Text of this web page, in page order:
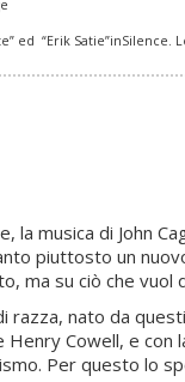
ed “Erik
la musica di John
piuttosto un
ma su ciò che
razza, nato da
Henry Cowell, e
Per questo lo